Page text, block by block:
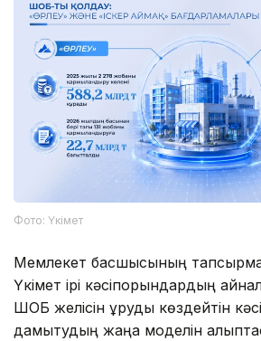
Фото: Үкімет
Мемлекет басшысының
Үкімет ірі кәсіпорындардың
ШОБ желісін құруды көздейтін
дамытудың жаңа моделін